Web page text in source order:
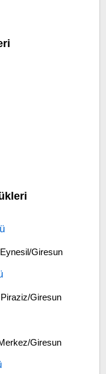
Giresun
Giresun
Giresun